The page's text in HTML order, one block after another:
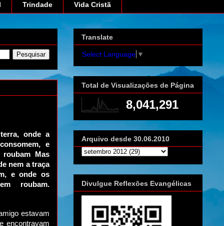
Trindade Vida Cristã
onde a
e
Mas
nem a traça
e onde os
roubam.
estavam
encontravam
Translate
Select Language ▼
Total de Visualizações de Página
8,041,291
Arquivo desde 30.06.2010
Divulgue Reflexões Evangélicas